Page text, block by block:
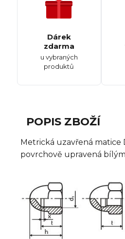
Dárek
zdarma
u vybraných
produktů
POPIS ZBOŽÍ
Metrická uzavřená matice
povrchově upravená